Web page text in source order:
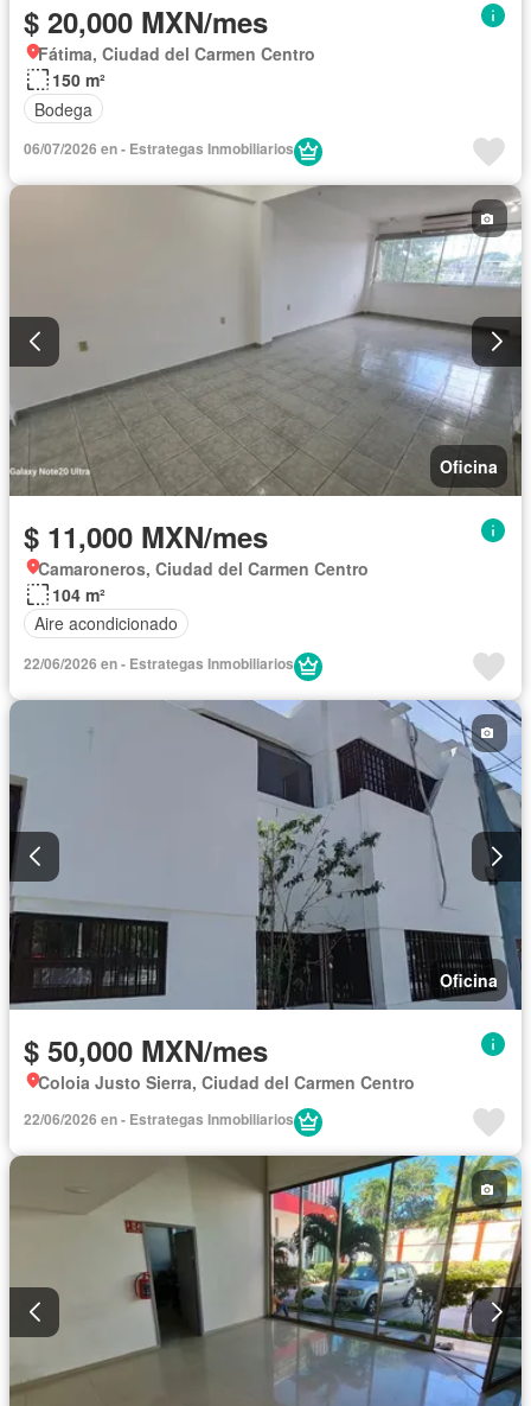
$ 20,000 MXN/mes
Fátima, Ciudad del Carmen Centro
150 m²
Bodega
06/07/2026 en - Estrategas Inmobiliarios
Oficina
$ 11,000 MXN/mes
Camaroneros, Ciudad del Carmen Centro
104 m²
Aire acondicionado
22/06/2026 en - Estrategas Inmobiliarios
Oficina
$ 50,000 MXN/mes
Coloia Justo Sierra, Ciudad del Carmen Centro
22/06/2026 en - Estrategas Inmobiliarios